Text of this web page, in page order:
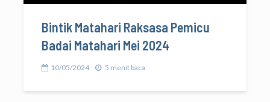
Bintik Matahari Raksasa Pemicu
Badai Matahari Mei 2024
10/05/2024 5 menit baca